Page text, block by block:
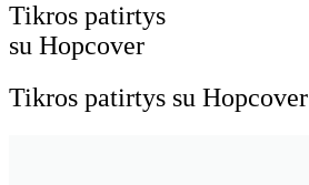
Tikros patirtys
su Hopcover
Tikros patirtys su Hopcover